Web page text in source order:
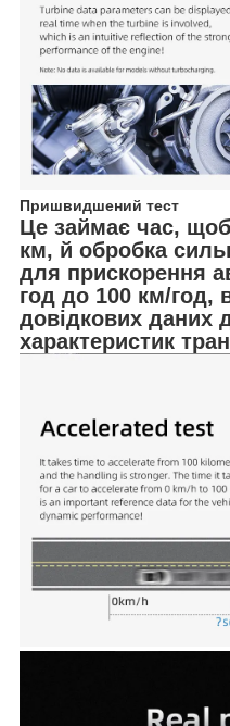
Пришвидшений тест
Це займає час,
км, й обробка
для прискорення
год до 100 км/год,
довідкових даних
характеристик